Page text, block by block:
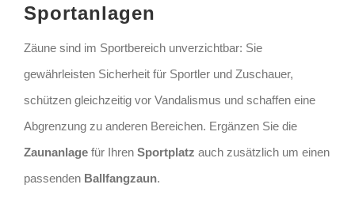
Sportanlagen
Zäune sind im Sportbereich unverzichtbar: Sie
gewährleisten Sicherheit für Sportler und Zuschauer,
schützen gleichzeitig vor Vandalismus und schaffen eine
Abgrenzung zu anderen Bereichen. Ergänzen Sie die
Zaunanlage für Ihren Sportplatz auch zusätzlich um einen
passenden Ballfangzaun.